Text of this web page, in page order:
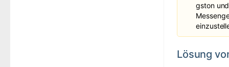
gston
Lösung